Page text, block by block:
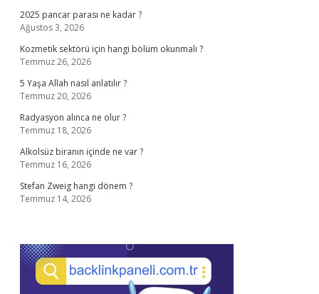
2025 pancar parası ne kadar ?
Ağustos 3, 2026
Kozmetik sektörü için hangi bölüm okunmalı ?
Temmuz 26, 2026
5 Yaşa Allah nasıl anlatılır ?
Temmuz 20, 2026
Radyasyon alınca ne olur ?
Temmuz 18, 2026
Alkolsüz biranın içinde ne var ?
Temmuz 16, 2026
Stefan Zweig hangi dönem ?
Temmuz 14, 2026